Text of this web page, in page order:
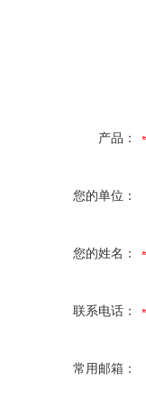
产品：
您的单位：
您的姓名：
联系电话：
常用邮箱：